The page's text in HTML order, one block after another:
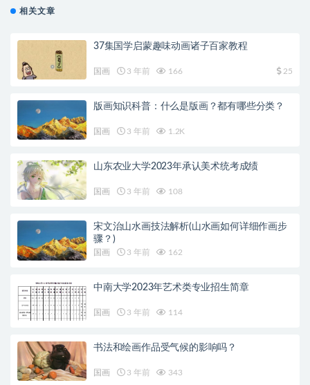
相关文章
37集国学启蒙趣味动画诸子百家教程
国画 3 年前 166 25
版画知识科普：什么是版画？都有哪些分类？
国画 3 年前 1.2K
山东农业大学2023年承认美术统考成绩
国画 3 年前 108
宋文治山水画技法解析(山水画如何详细作画步
骤？)
国画 3 年前 162
中南大学2023年艺术类专业招生简章
国画 3 年前 114
书法和绘画作品受气候的影响吗？
国画 3 年前 343